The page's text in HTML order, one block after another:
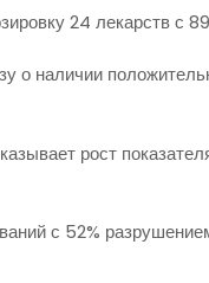
24 лекарств с
о наличии
рост
с 52%